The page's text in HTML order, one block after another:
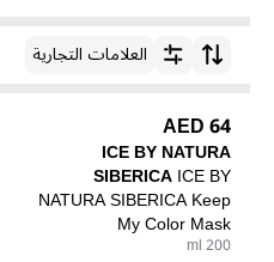
ترتيب حسبالعلامات التجارية
64 AED
ICE BY NATURA
SIBERICAICE BY
NATURA SIBERICA Keep
My Color Mask
200 ml